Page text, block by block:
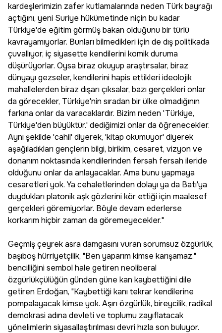
kardeşlerimizin zafer kutlamalarında neden Türk bayrağı
açtığını, yeni Suriye hükümetinde niçin bu kadar
Türkiye'de eğitim görmüş bakan olduğunu bir türlü
kavrayamıyorlar. Bunları bilmedikleri için de dış politikada
çuvallıyor, iç siyasette kendilerini komik duruma
düşürüyorlar. Oysa biraz okuyup araştırsalar, biraz
dünyayı gezseler, kendilerini hapis ettikleri ideolojik
mahallelerden biraz dışarı çıksalar, bazı gerçekleri onlar
da görecekler, Türkiye'nin sıradan bir ülke olmadığının
farkına onlar da varacaklardır. Bizim neden 'Türkiye,
Türkiye'den büyüktür.' dediğimizi onlar da öğrenecekler.
Aynı şekilde 'cahil' diyerek, 'kitap okumuyor' diyerek
aşağıladıkları gençlerin bilgi, birikim, cesaret, vizyon ve
donanım noktasında kendilerinden fersah fersah ileride
olduğunu onlar da anlayacaklar. Ama bunu yapmaya
cesaretleri yok. Ya cehaletlerinden dolayı ya da Batı'ya
duydukları platonik aşk gözlerini kör ettiği için maalesef
gerçekleri göremiyorlar. Böyle devam ederlerse
korkarım hiçbir zaman da göremeyecekler."
Geçmiş çeyrek asra damgasını vuran sorumsuz özgürlük,
başıboş hürriyetçilik, "Ben yaparım kimse karışamaz."
bencilliğini sembol hale getiren neoliberal
özgürlükçülüğün günden güne kan kaybettiğini dile
getiren Erdoğan, "Kaybettiği kanı tekrar kendilerine
pompalayacak kimse yok. Aşırı özgürlük, bireycilik, radikal
demokrasi adına devleti ve toplumu zayıflatacak
yönelimlerin siyasallaştırılması devri hızla son buluyor.